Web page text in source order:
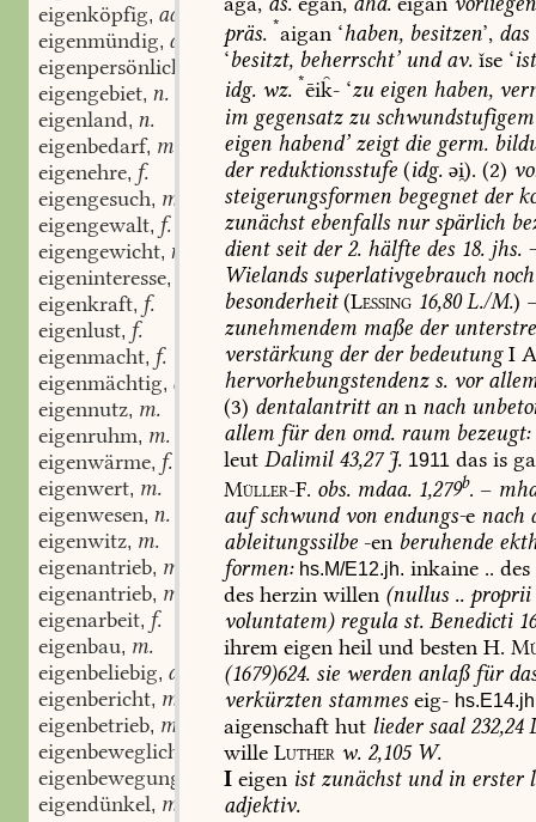
eigenköpfig, adj.
eigenmündig, adj.
eigenpersönlich
eigengebiet, n.
eigenland, n.
eigenbedarf, m.
eigenehre, f.
eigengesuch, m.
eigengewalt, f.
eigengewicht, n.
eigeninteresse,
eigenkraft, f.
eigenlust, f.
eigenmacht, f.
eigenmächtig, adj.
eigennutz, m.
eigenruhm, m.
eigenwärme, f.
eigenwert, m.
eigenwesen, n.
eigenwitz, m.
eigenantrieb, m.
eigenantrieb, m.
eigenarbeit, f.
eigenbau, m.
eigenbeliebig, adj.
eigenbericht, m.
eigenbetrieb, m.
eigenbeweglich
eigenbewegung
eigendünkel, m.
präs. *aigan ‘haben, besitzen’, das
‘besitzt, beherrscht’undav. ǐse ‘ist
idg. wz. *ēik̑- ‘zu eigen haben,
im gegensatzzu schwundstufigem
eigen habend’zeigtdie germ.
derreduktionsstufe (idg. әi̯). (2)
steigerungsformen begegnetder
zunächstebenfalls nurspärlich
dientseitder2. hälfte des 18. jhs.
Wielands superlativgebrauch noch
besonderheit(Lessing 16,80L./M.)
zunehmendem maße der
verstärkungderderbedeutungI
hervorhebungstendenzs. vor
(3) dentalantrittan n nach
allem fürden omd. raum bezeugt:
leut Dalimil43,27J. 1911 das is
Müller-F. obs. mdaa. 1,279b. –
aufschwundvon endungs-e nach
ableitungssilbe -en beruhende
formen: hs.M/E12.jh. inkaine .. des
des herzin willen (nullus .. proprii
voluntatem) regulast. Benedicti
ihrem eigen heil und besten H.
(1679)624. sie werden anlaßfür
verkürzten stammes eig-
aigenschaft hut liedersaal232,24
wille Luther w. 2,105W.
I eigen istzunächstundin erster
adjektiv.